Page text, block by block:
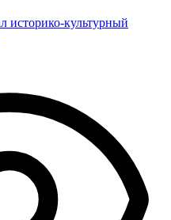
историко-культурный